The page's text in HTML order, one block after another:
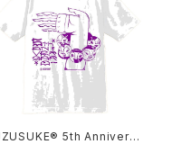
5th Anniversa